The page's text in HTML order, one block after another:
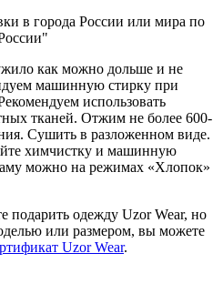
в города России или мира по
как можно дольше и не
машинную стирку при
использовать
тканей. Отжим не более 600-
Сушить в разложенном виде.
химчистку и машинную
можно на режимах «Хлопок»
подарить одежду Uzor Wear, но
или размером, вы можете
Uzor Wear.